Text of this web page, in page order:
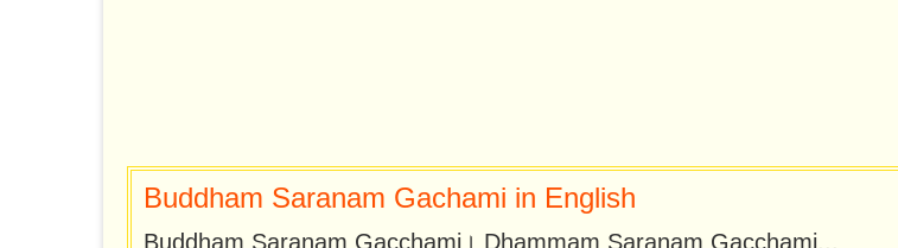
Buddham Saranam Gachami in English
Buddham Saranam Gacchami। Dhammam Saranam Gacchami...